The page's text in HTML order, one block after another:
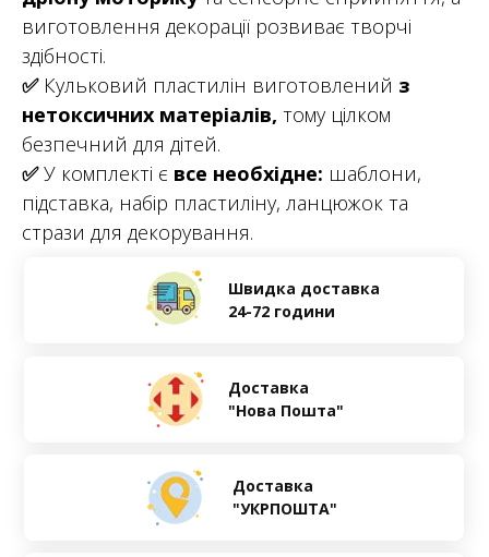
виготовлення декорації розвиває творчі
здібності.
✅Кульковий пластилін виготовлений з
нетоксичних матеріалів, тому цілком
безпечний для дітей.
✅У комплекті є все необхідне: шаблони,
підставка, набір пластиліну, ланцюжок та
стрази для декорування.
Швидка доставка
24-72 години
Доставка
"Нова Пошта"
Доставка
"УКРПОШТА"